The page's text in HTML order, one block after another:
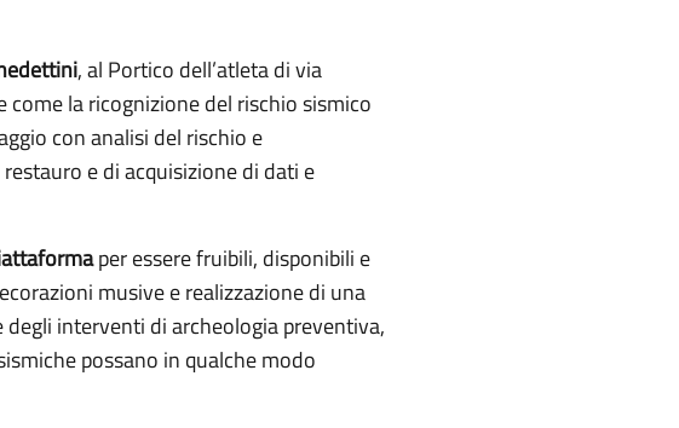
, al Portico dell’atleta di via
la ricognizione del rischio sismico
con analisi del rischio e
e di acquisizione di dati e
per essere fruibili, disponibili e
musive e realizzazione di una
interventi di archeologia preventiva,
possano in qualche modo